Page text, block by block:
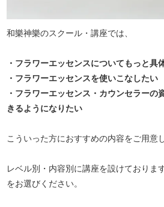
和樂神樂のスクール・講座では、
・フラワーエッセンスについてもっと具
・フラワーエッセンスを使いこなしたい
・フラワーエッセンス・カウンセラーの
きるようになりたい
こういった方におすすめの内容をご用意
レベル別・内容別に講座を設けておりま
をお選びください。